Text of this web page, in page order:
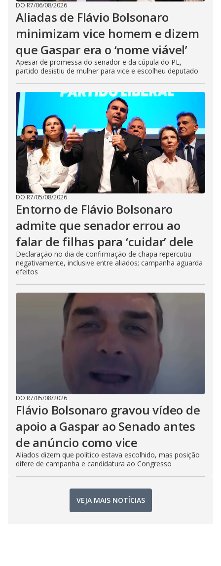
DO R7/06/08/2026
Aliadas de Flávio Bolsonaro
minimizam vice homem e dizem
que Gaspar era o ‘nome viável’
Apesar de promessa do senador e da cúpula do PL,
partido desistiu de mulher para vice e escolheu deputado
DO R7/05/08/2026
Entorno de Flávio Bolsonaro
admite que senador errou ao
falar de filhas para ‘cuidar’ dele
Declaração no dia de confirmação de chapa repercutiu
negativamente, inclusive entre aliados; campanha aguarda
efeitos
DO R7/05/08/2026
Flávio Bolsonaro gravou vídeo de
apoio a Gaspar ao Senado antes
de anúncio como vice
Aliados dizem que político estava escolhido, mas posição
difere de campanha e candidatura ao Congresso
VEJA MAIS NOTÍCIAS